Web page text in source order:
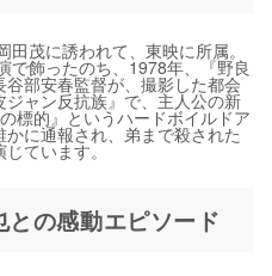
茂に誘われて、東映に所属。
で飾ったのち、1978年、『野良
部安春監督が、撮影した都会
ャン反抗族』で、主人公の新
標的』というハードボイルドア
に通報され、弟まで殺された
ています。
の感動エピソード